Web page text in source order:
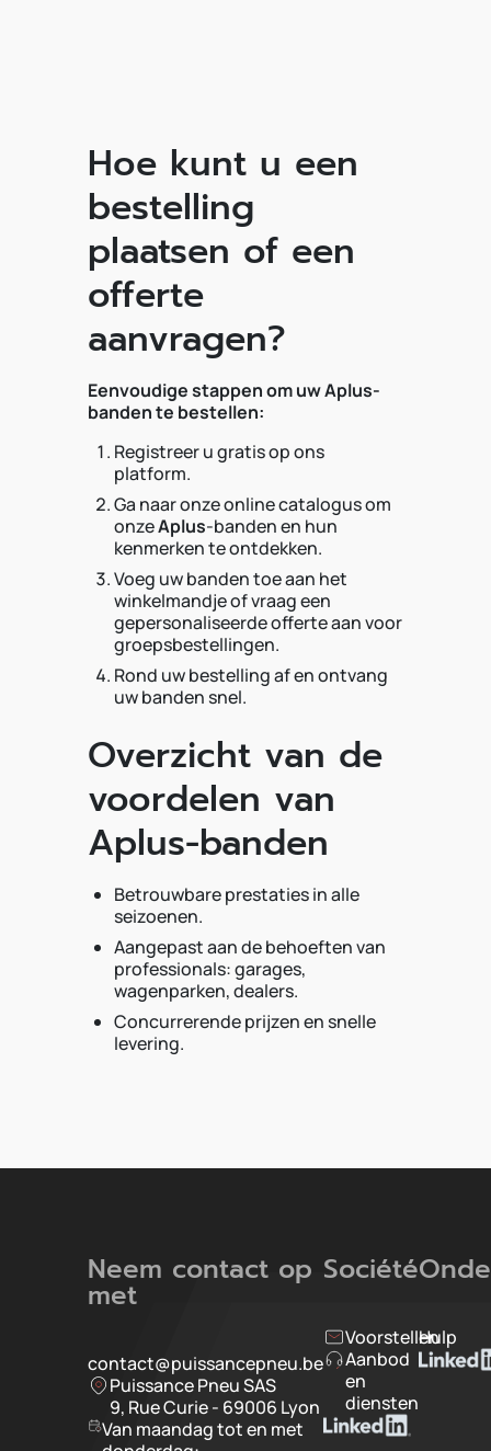
Hoe kunt u een
bestelling
plaatsen of een
offerte
aanvragen?
Eenvoudige stappen om uw Aplus-
banden te bestellen:
Registreer u gratis op ons
platform.
Ga naar onze online catalogus om
onzeAplus-banden en hun
kenmerken te ontdekken.
Voeg uw banden toe aan het
winkelmandje of vraag een
gepersonaliseerde offerte aan voor
groepsbestellingen.
Rond uw bestelling af en ontvang
uw banden snel.
Overzicht van de
voordelen van
Aplus-banden
Betrouwbare prestaties in alle
seizoenen.
Aangepast aan de behoeften van
professionals: garages,
wagenparken, dealers.
Concurrerende prijzen en snelle
levering.
Neem contact op
met
contact@puissancepneu.be
Puissance Pneu SAS
9, Rue Curie - 69006 Lyon
Van maandag tot en met
Société
Voorstellen
Aanbod
en
diensten
Hulp